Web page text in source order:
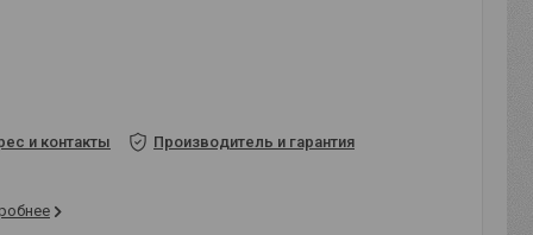
и контакты Производитель и гарантия